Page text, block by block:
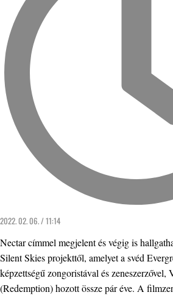
2022. 02. 06. / 11:14
Nectar címmel megjelent és végig is
Silent Skies projekttől, amelyet a svéd
képzettségű zongoristával és zeneszerzővel,
(Redemption) hozott össze pár éve. A